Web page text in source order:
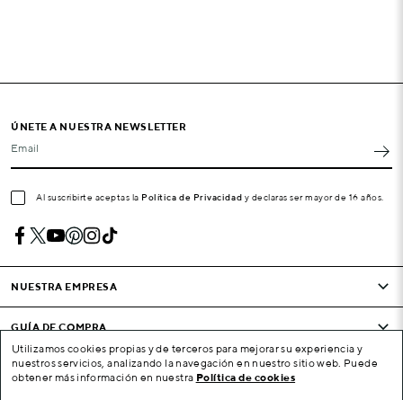
ÚNETE A NUESTRA NEWSLETTER
Email
Al suscribirte aceptas la Política de Privacidad y declaras ser mayor de 16 años.
NUESTRA EMPRESA
GUÍA DE COMPRA
CONDICIONES Y EMPRESA
Utilizamos cookies propias y de terceros para mejorar su experiencia y
nuestros servicios, analizando la navegación en nuestro sitio web. Puede
obtener más información en nuestra Política de cookies